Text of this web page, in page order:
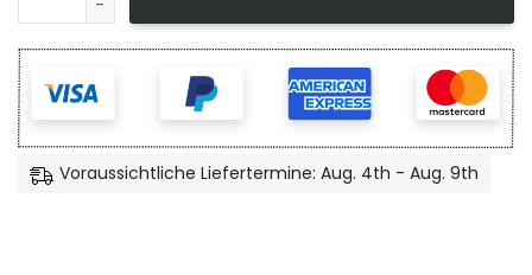
Voraussichtliche Liefertermine: Aug. 4th - Aug. 9th